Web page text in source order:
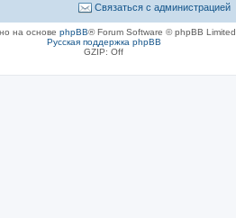
Связаться с администрацией
на основе phpBB® Forum Software © phpBB Limited
Русская поддержка phpBB
GZIP: Off